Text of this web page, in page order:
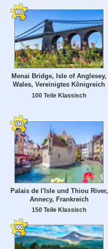
Menai Bridge, Isle of Anglesey,
Wales, Vereinigtes Königreich
100 Teile Klassisch
Palais de l'Isle und Thiou River,
Annecy, Frankreich
150 Teile Klassisch